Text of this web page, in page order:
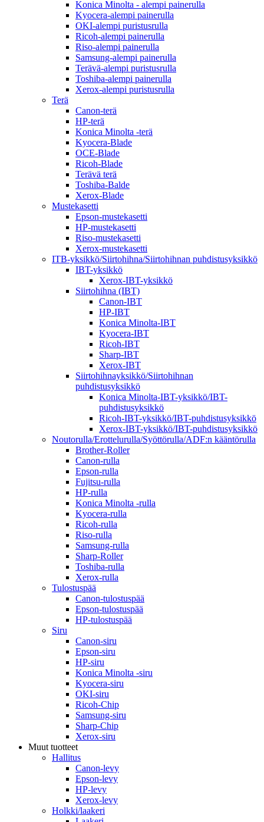
Konica Minolta - alempi painerulla
Kyocera-alempi painerulla
OKI-alempi puristusrulla
Ricoh-alempi painerulla
Riso-alempi painerulla
Samsung-alempi painerulla
Terävä-alempi puristusrulla
Toshiba-alempi painerulla
Xerox-alempi puristusrulla
Terä
Canon-terä
HP-terä
Konica Minolta -terä
Kyocera-Blade
OCE-Blade
Ricoh-Blade
Terävä terä
Toshiba-Balde
Xerox-Blade
Mustekasetti
Epson-mustekasetti
HP-mustekasetti
Riso-mustekasetti
Xerox-mustekasetti
ITB-yksikkö/Siirtohihna/Siirtohihnan puhdistusyksikkö
IBT-yksikkö
Xerox-IBT-yksikkö
Siirtohihna (IBT)
Canon-IBT
HP-IBT
Konica Minolta-IBT
Kyocera-IBT
Ricoh-IBT
Sharp-IBT
Xerox-IBT
Siirtohihnayksikkö/Siirtohihnan
puhdistusyksikkö
Konica Minolta-IBT-yksikkö/IBT-
puhdistusyksikkö
Ricoh-IBT-yksikkö/IBT-puhdistusyksikkö
Xerox-IBT-yksikkö/IBT-puhdistusyksikkö
Noutorulla/Erottelurulla/Syöttörulla/ADF:n kääntörulla
Brother-Roller
Canon-rulla
Epson-rulla
Fujitsu-rulla
HP-rulla
Konica Minolta -rulla
Kyocera-rulla
Ricoh-rulla
Riso-rulla
Samsung-rulla
Sharp-Roller
Toshiba-rulla
Xerox-rulla
Tulostuspää
Canon-tulostuspää
Epson-tulostuspää
HP-tulostuspää
Siru
Canon-siru
Epson-siru
HP-siru
Konica Minolta -siru
Kyocera-siru
OKI-siru
Ricoh-Chip
Samsung-siru
Sharp-Chip
Xerox-siru
Muut tuotteet
Hallitus
Canon-levy
Epson-levy
HP-levy
Xerox-levy
Holkki/laakeri